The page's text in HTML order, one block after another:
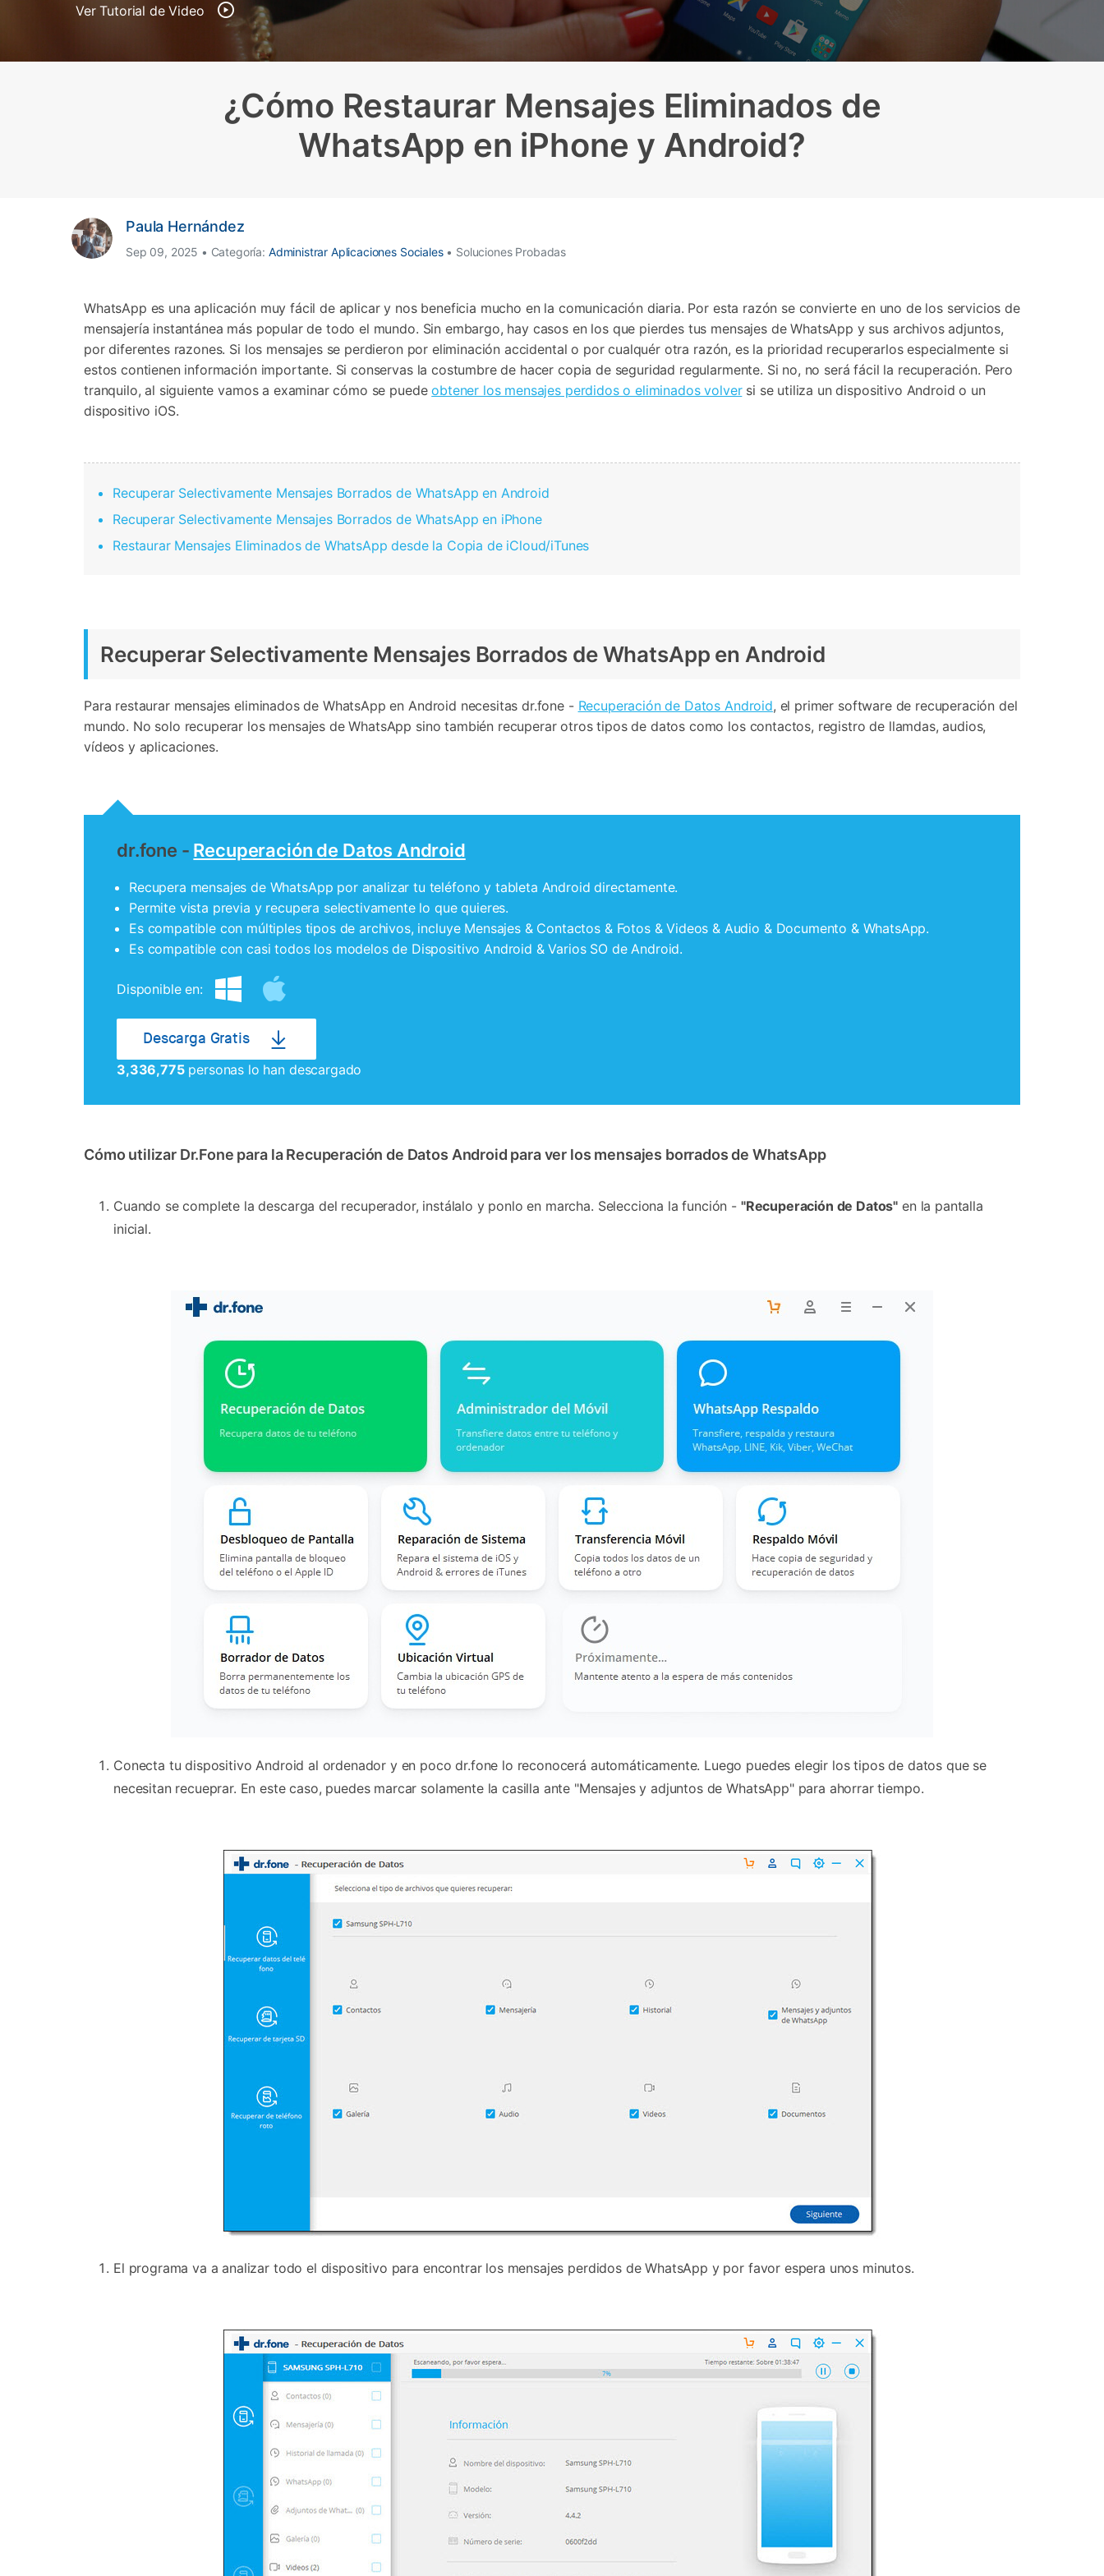
Reparación de iTunes
Borrador de
Borrador de
Android
Ubicación Virtual
Cambio de ubicación iOS y
Android
Pruébalo Gratis
Convierte varias fotos HEIC a JPG
gratis
Transferir datos iPhone
Transferir datos Samsung
Transferir WhatsApp Business
Respaldar y restaurar WhatsApp
Marketing WhatsApp BFCM
Guía para vender móvil usado
Día Nacional de Pokémon
Comienza online ahora
Ver Tutorial de Video
¿Cómo Restaurar Mensajes Eliminados de
WhatsApp en iPhone y Android?
Paula Hernández
Sep 09, 2025 • Categoría: Administrar Aplicaciones Sociales• Soluciones Probadas
WhatsApp es una aplicación muy fácil de aplicar y nos beneficia mucho en la comunicación diaria. Por esta razón se convierte en uno de los servicios de
mensajería instantánea más popular de todo el mundo. Sin embargo, hay casos en los que pierdes tus mensajes de WhatsApp y sus archivos adjuntos,
por diferentes razones. Si los mensajes se perdieron por eliminación accidental o por cualquér otra razón, es la prioridad recuperarlos especialmente si
estos contienen información importante. Si conservas la costumbre de hacer copia de seguridad regularmente. Si no, no será fácil la recuperación. Pero
tranquilo, al siguiente vamos a examinar cómo se puedeobtener los mensajes perdidos o eliminados volversi se utiliza un dispositivo Android o un
dispositivo iOS.
Recuperar Selectivamente Mensajes Borrados de WhatsApp en Android
Recuperar Selectivamente Mensajes Borrados de WhatsApp en iPhone
Restaurar Mensajes Eliminados de WhatsApp desde la Copia de iCloud/iTunes
Recuperar Selectivamente Mensajes Borrados de WhatsApp en Android
Para restaurar mensajes eliminados de WhatsApp en Android necesitas dr.fone - Recuperación de Datos Android, el primer software de recuperación del
mundo. No solo recuperar los mensajes de WhatsApp sino también recuperar otros tipos de datos como los contactos, registro de llamdas, audios,
vídeos y aplicaciones.
dr.fone - Recuperación de Datos Android
Recupera mensajes de WhatsApp por analizar tu teléfono y tableta Android directamente.
Permite vista previa y recupera selectivamente lo que quieres.
Es compatible con múltiples tipos de archivos, incluye Mensajes & Contactos & Fotos & Videos & Audio & Documento & WhatsApp.
Es compatible con casi todos los modelos de Dispositivo Android & Varios SO de Android.
Disponible en:
Descarga Gratis
3,336,776 personas lo han descargado
Cómo utilizar Dr.Fone para la Recuperación de Datos Android para ver los mensajes borrados de WhatsApp
Cuando se complete la descarga del recuperador, instálalo y ponlo en marcha. Selecciona la función - "Recuperación de Datos" en la pantalla
inicial.
Conecta tu dispositivo Android al ordenador y en poco dr.fone lo reconocerá automáticamente. Luego puedes elegir los tipos de datos que se
necesitan recueprar. En este caso, puedes marcar solamente la casilla ante "Mensajes y adjuntos de WhatsApp" para ahorrar tiempo.
El programa va a analizar todo el dispositivo para encontrar los mensajes perdidos de WhatsApp y por favor espera unos minutos.